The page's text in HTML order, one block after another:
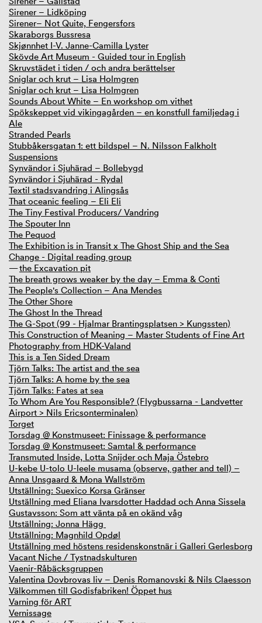
Sirener – Lidköping
Sirener– Not Quite, Fengersfors
Skaraborgs Bussresa
Skjønnhet I-V. Janne-Camilla Lyster
Skövde Art Museum - Guided tour in English
Skruvstädet i tiden / och andra berättelser
Sniglar och krut – Lisa Holmgren
Sniglar och krut – Lisa Holmgren
Sounds About White – En workshop om vithet
Spökskeppet vid vikingagården – en konstfull familjedag i
Ale
Stranded Pearls
Stubbåkersgatan 1: ett bildspel – N. Nilsson Falkholt
Suspensions
Synvändor i Sjuhärad – Bollebygd
Synvändor i Sjuhärad - Rydal
Textil stadsvandring i Alingsås
That oceanic feeling – Eli Eli
The Tiny Festival Producers/ Vandring
The Spouter Inn
The Pequod
The Exhibition is in Transit x The Ghost Ship and the Sea
Change - Digital reading group
the Excavation pit
The breath grows weaker by the day – Emma & Conti
The People's Collection – Ana Mendes
The Other Shore
The Ghost In the Thread
The G-Spot (99 - Hjalmar Brantingsplatsen > Kungssten)
This Construction of Meaning – Master Students of Fine Art
Photography from HDK-Valand
This is a Ten Sided Dream
Tjörn Talks: The artist and the sea
Tjörn Talks: A home by the sea
Tjörn Talks: Fates at sea
To Whom Are You Responsible? (Flygbussarna - Landvetter
Airport > Nils Ericsonterminalen)
Torget
Torsdag @ Konstmuseet: Finissage & performance
Torsdag @ Konstmuseet: Samtal & performance
Transmuted Inside, Lotta Snijder och Maja Östebro
U-kebe U-tolo U-leele musama (observe, gather and tell) –
Anna Unsgaard & Mona Wallström
Utställning: Suexico Korsa Gränser
Utställning med Eliana Ivarsdotter Haddad och Anna Sissela
Gustavsson: Som att vänta på en okänd våg
Utställning: Jonna Hägg
Utställning: Magnhild Opdøl
Utställning med höstens residenskonstnär i Galleri Gerlesborg
Vacant Niche / Tystnadskulturen
Vaenir-Råbäcksgruppen
Valentina Dovbrovas liv – Denis Romanovski & Nils Claesson
Välkommen till Godisfabriken! Öppet hus
Varning för ART
Vernissage